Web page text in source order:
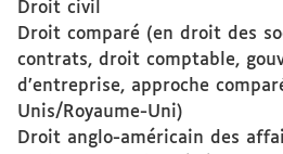
Droit civil
Droit comparé (en droit des
contrats, droit comptable,
d’entreprise, approche
Unis/Royaume-Uni)
Droit anglo-américain des